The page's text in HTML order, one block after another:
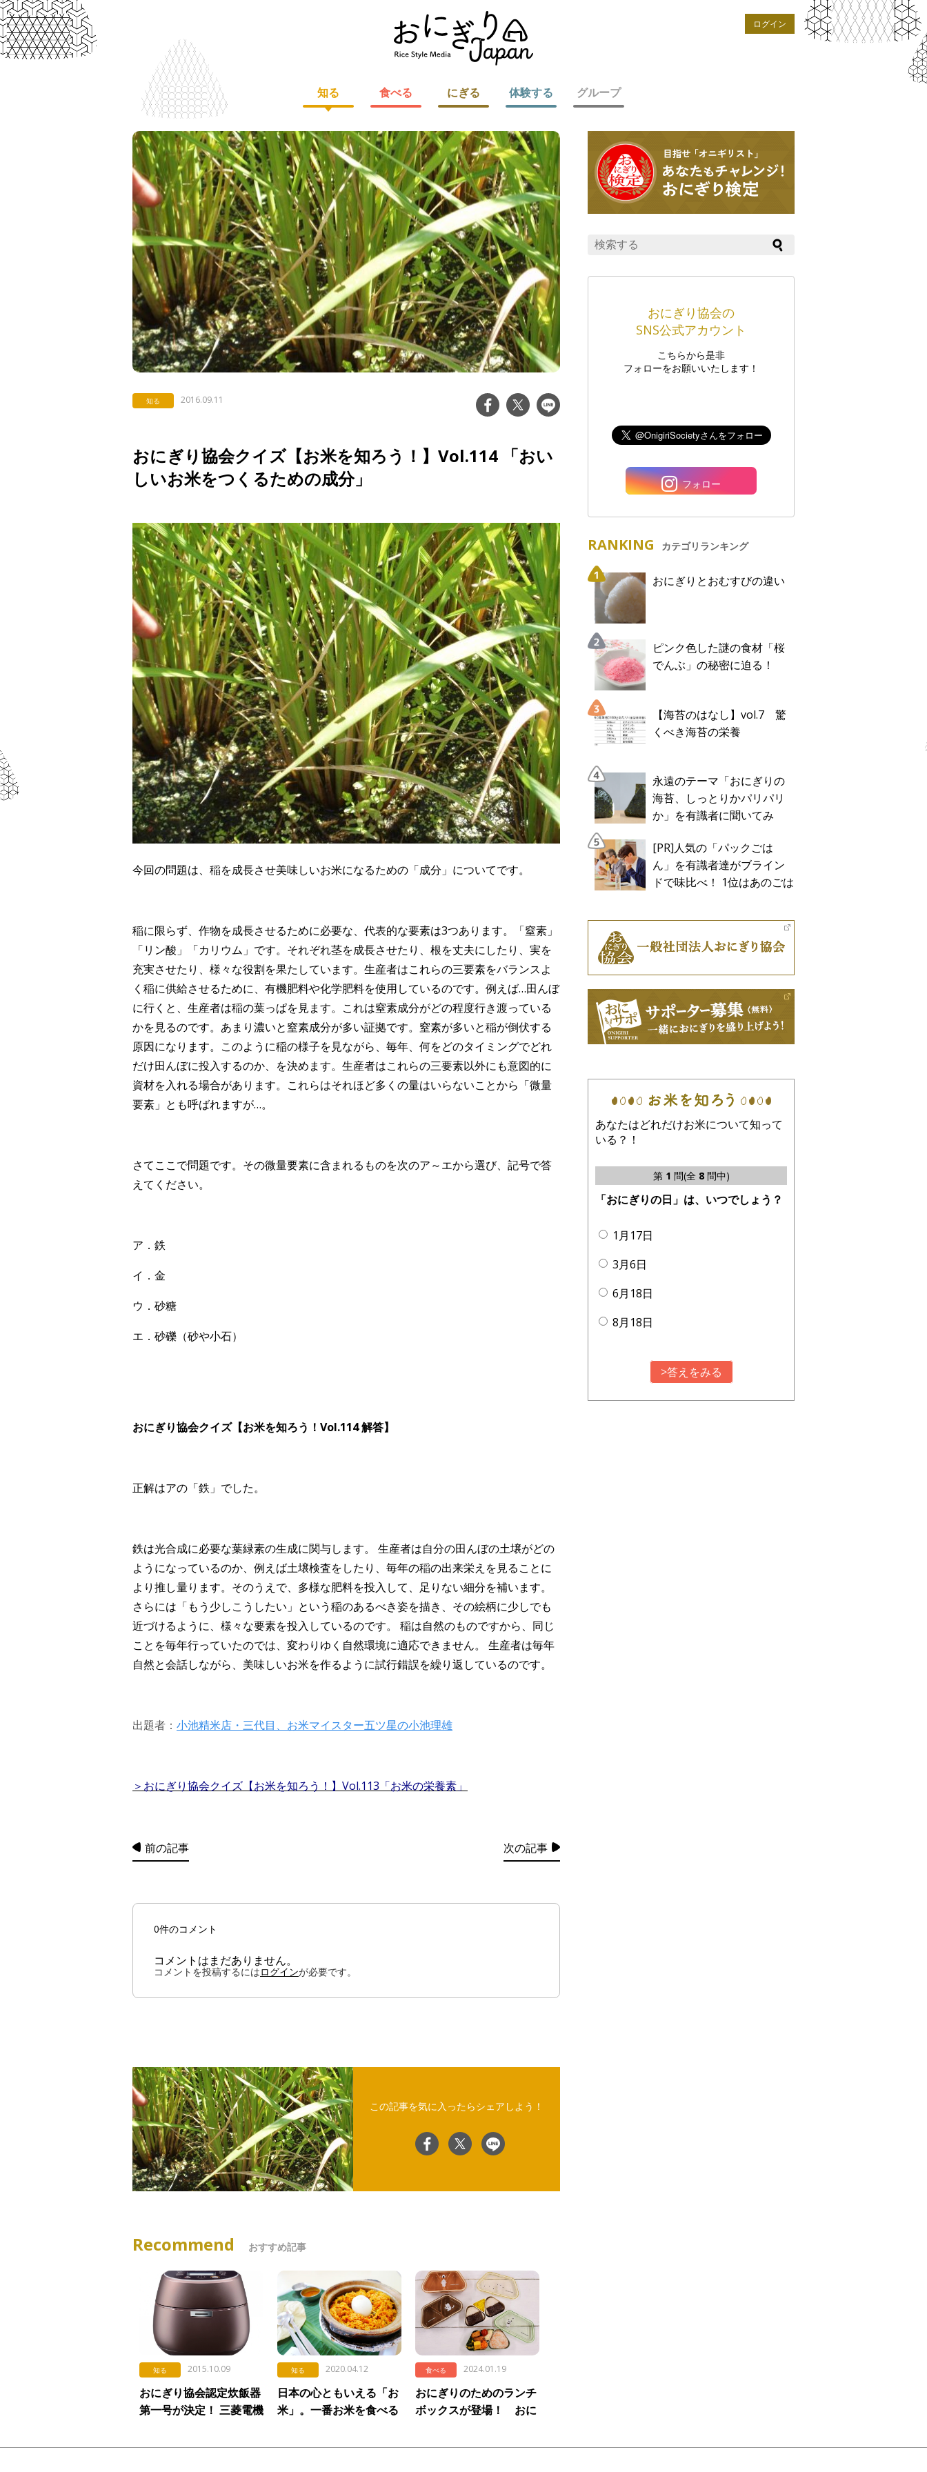
ログイン
知る 食べる にぎる 体験する グループ
知る 2016.09.11
おにぎり協会クイズ【お米を知ろう！】Vol.114 「おい
しいお米をつくるための成分」
今回の問題は、稲を成長させ美味しいお米になるための「成分」についてです。
稲に限らず、作物を成長させるために必要な、代表的な要素は3つあります。「窒素」
「リン酸」「カリウム」です。それぞれ茎を成長させたり、根を丈夫にしたり、実を
充実させたり、様々な役割を果たしています。生産者はこれらの三要素をバランスよ
く稲に供給させるために、有機肥料や化学肥料を使用しているのです。例えば…田んぼ
に行くと、生産者は稲の葉っぱを見ます。これは窒素成分がどの程度行き渡っている
かを見るのです。あまり濃いと窒素成分が多い証拠です。窒素が多いと稲が倒伏する
原因になります。このように稲の様子を見ながら、毎年、何をどのタイミングでどれ
だけ田んぼに投入するのか、を決めます。生産者はこれらの三要素以外にも意図的に
資材を入れる場合があります。これらはそれほど多くの量はいらないことから「微量
要素」とも呼ばれますが…。
さてここで問題です。その微量要素に含まれるものを次のア～エから選び、記号で答
えてください。
ア．鉄
イ．金
ウ．砂糖
エ．砂礫（砂や小石）
おにぎり協会クイズ【お米を知ろう！Vol.114 解答】
正解はアの「鉄」でした。
鉄は光合成に必要な葉緑素の生成に関与します。 生産者は自分の田んぼの土壌がどの
ようになっているのか、例えば土壌検査をしたり、毎年の稲の出来栄えを見ることに
より推し量ります。そのうえで、多様な肥料を投入して、足りない細分を補います。
さらには「もう少しこうしたい」という稲のあるべき姿を描き、その絵柄に少しでも
近づけるように、様々な要素を投入しているのです。 稲は自然のものですから、同じ
ことを毎年行っていたのでは、変わりゆく自然環境に適応できません。 生産者は毎年
自然と会話しながら、美味しいお米を作るように試行錯誤を繰り返しているのです。
出題者： 小池精米店・三代目、お米マイスター五ツ星の小池理雄
＞おにぎり協会クイズ【お米を知ろう！】Vol.113 「お米の栄養素」
前の記事 次の記事
0件のコメント
コメントはまだありません。
コメントを投稿するにはログインが必要です。
この記事を気に入ったらシェアしよう！
Recommend おすすめ記事
知る 2015.10.09
おにぎり協会認定炊飯器
第一号が決定！ 三菱電機
知る 2020.04.12
日本の心ともいえる「お
米」。一番お米を食べる
た！？
食べる 2024.01.19
おにぎりのためのランチ
ボックスが登場！ おに
からランチタイムがもっ
おにぎり協会の
SNS公式アカウント
こちらから是非
フォローをお願いいたします！
フォロー
RANKING カテゴリランキング
おにぎりとおむすびの違い
ピンク色した謎の食材「桜
でんぶ」の秘密に迫る！
【海苔のはなし】vol.7 驚
くべき海苔の栄養
永遠のテーマ「おにぎりの
海苔、しっとりかパリパリ
か」を有識者に聞いてみ
[PR]人気の「パックごは
ん」を有識者達がブライン
ドで味比べ！ 1位はあのごは
マーク
あなたはどれだけお米について知って
いる？！
第 1 問(全 8問中)
「おにぎりの日」は、いつでしょう？
1月17日
3月6日
6月18日
8月18日
>答えをみる